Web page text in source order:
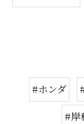
#ホンダ
#岸